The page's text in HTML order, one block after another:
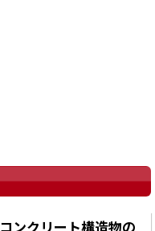
ンクリート構造物の